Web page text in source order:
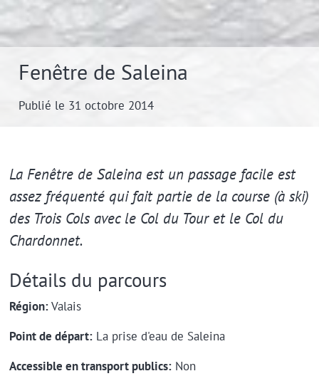
Fenêtre de Saleina
Publié le 31 octobre 2014
Extrait
La Fenêtre de Saleina est un passage facile est
assez fréquenté qui fait partie de la course (à ski)
des Trois Cols avec le Col du Tour et le Col du
Chardonnet.
Détails du parcours
Région:Valais
Point de départ:La prise d'eau de Saleina
Accessible en transport publics:Non